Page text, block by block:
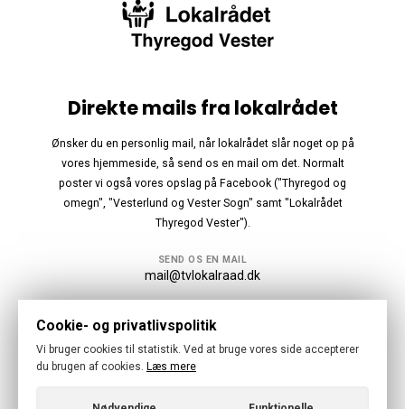
Direkte mails fra lokalrådet
Ønsker du en personlig mail, når lokalrådet slår noget op på
vores hjemmeside, så send os en mail om det. Normalt
poster vi også vores opslag på Facebook ("Thyregod og
omegn", "Vesterlund og Vester Sogn" samt "Lokalrådet
Thyregod Vester").
SEND OS EN MAIL
mail@tvlokalraad.dk
Følg os
Cookie- og privatlivspolitik
Vi bruger cookies til statistik. Ved at bruge vores side accepterer
du brugen af cookies. Læs mere